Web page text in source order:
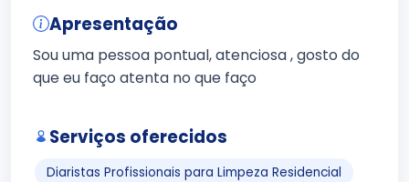
Apresentação
Sou uma pessoa pontual, atenciosa , gosto do
que eu faço atenta no que faço
Serviços oferecidos
Diaristas Profissionais para Limpeza Residencial